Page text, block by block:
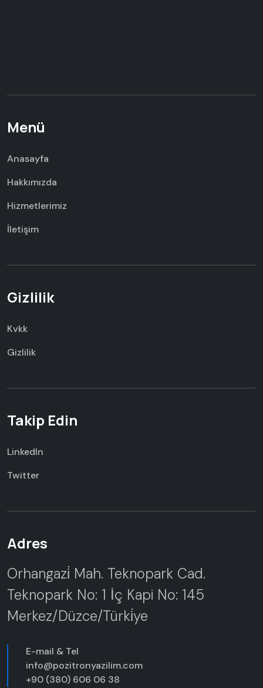
Menü
Anasayfa
Hakkımızda
Hizmetlerimiz
İletişim
Gizlilik
Kvkk
Gizlilik
Takip Edin
LinkedIn
Twitter
Adres
Orhangazi̇ Mah. Teknopark Cad.
Teknopark No: 1 İç Kapi No: 145
Merkez/Düzce/Türki̇ye
E-mail & Tel
info@pozitronyazilim.com
+90 (380) 606 06 38